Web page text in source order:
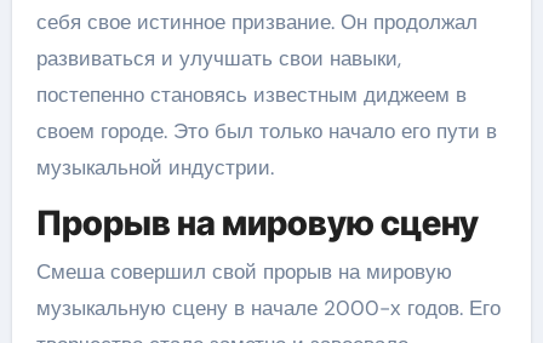
себя свое истинное призвание. Он продолжал
развиваться и улучшать свои навыки,
постепенно становясь известным диджеем в
своем городе. Это был только начало его пути в
музыкальной индустрии.
Прорыв на мировую сцену
Смеша совершил свой прорыв на мировую
музыкальную сцену в начале 2000-х годов. Его